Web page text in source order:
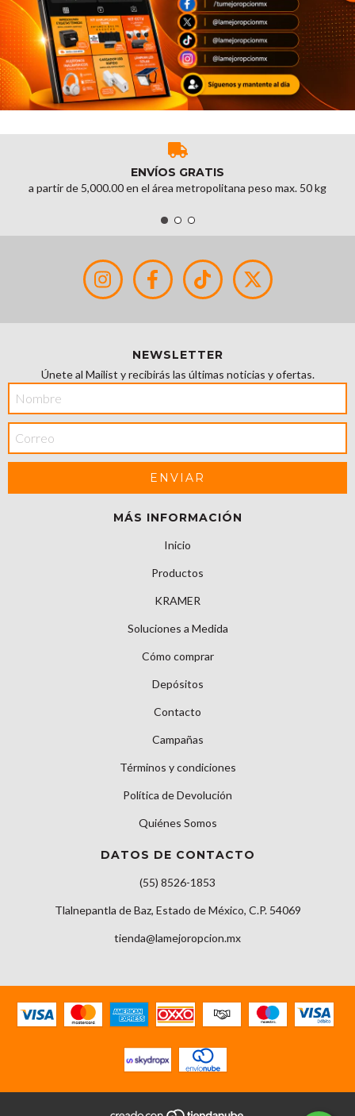
ENVÍOS GRATIS
a partir de 5,000.00 en el área metropolitana peso max. 50 kg
NEWSLETTER
Únete al Mailist y recibirás las últimas noticias y ofertas.
MÁS INFORMACIÓN
Inicio
Productos
KRAMER
Soluciones a Medida
Cómo comprar
Depósitos
Contacto
Campañas
Términos y condiciones
Política de Devolución
Quiénes Somos
DATOS DE CONTACTO
(55) 8526-1853
Tlalnepantla de Baz, Estado de México, C.P. 54069
tienda@lamejoropcion.mx